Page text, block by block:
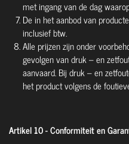
met ingang van de dag
De in het aanbod van
inclusief btw.
Alle prijzen zijn onder
gevolgen van druk – en
aanvaard. Bij druk – en
het product volgens de
Artikel 10 - Conformiteit en